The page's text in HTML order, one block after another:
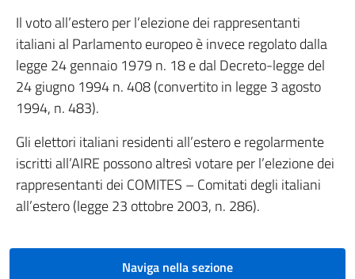
Il voto all’estero per l’elezione dei rappresentanti
italiani al Parlamento europeo è invece regolato dalla
legge 24 gennaio 1979 n. 18 e dal Decreto-legge del
24 giugno 1994 n. 408 (convertito in legge 3 agosto
1994, n. 483).
Gli elettori italiani residenti all’estero e regolarmente
iscritti all’AIRE possono altresì votare per l’elezione dei
rappresentanti dei COMITES – Comitati degli italiani
all’estero (legge 23 ottobre 2003, n. 286).
Naviga nella sezione